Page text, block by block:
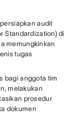
audit
Standardization) di
memungkinkan
tugas
bagi anggota tim
melakukan
prosedur
dokumen